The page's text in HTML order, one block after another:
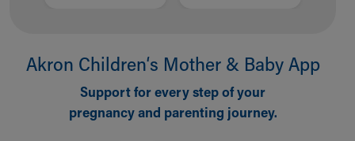
Akron Children‘s Mother & Baby App
Support for every step of your
pregnancy and parenting journey.